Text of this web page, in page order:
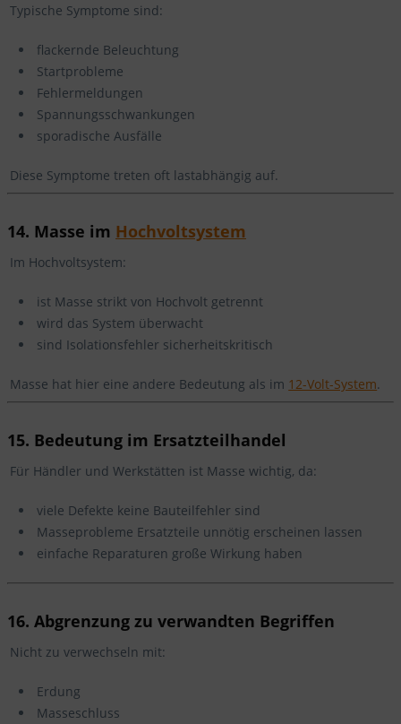
Typische Symptome sind:
flackernde Beleuchtung
Startprobleme
Fehlermeldungen
Spannungsschwankungen
sporadische Ausfälle
Diese Symptome treten oft lastabhängig auf.
14. Masse im Hochvoltsystem
Im Hochvoltsystem:
ist Masse strikt von Hochvolt getrennt
wird das System überwacht
sind Isolationsfehler sicherheitskritisch
Masse hat hier eine andere Bedeutung als im 12-Volt-System.
15. Bedeutung im Ersatzteilhandel
Für Händler und Werkstätten ist Masse wichtig, da:
viele Defekte keine Bauteilfehler sind
Masseprobleme Ersatzteile unnötig erscheinen lassen
einfache Reparaturen große Wirkung haben
16. Abgrenzung zu verwandten Begriffen
Nicht zu verwechseln mit:
Erdung
Masseschluss